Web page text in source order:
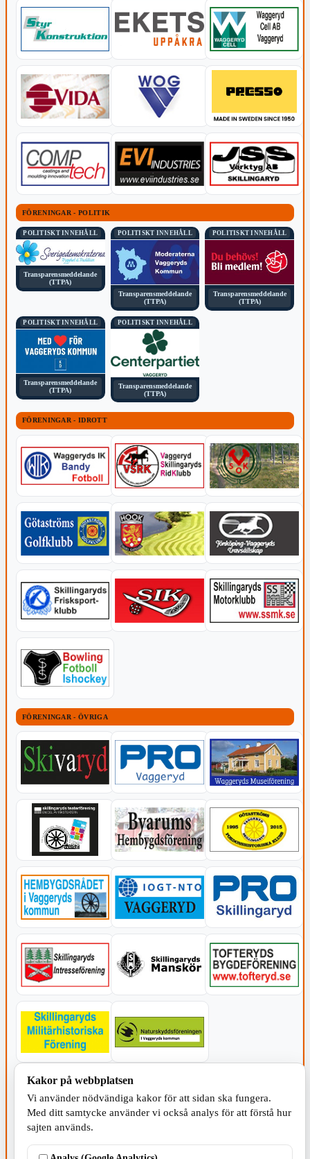
FÖRENINGAR - POLITIK
POLITISKT INNEHÅLL
Transparensmeddelande
(TTPA)
POLITISKT INNEHÅLL
Transparensmeddelande
(TTPA)
POLITISKT INNEHÅLL
Transparensmeddelande
(TTPA)
POLITISKT INNEHÅLL
Transparensmeddelande
(TTPA)
POLITISKT INNEHÅLL
Transparensmeddelande
(TTPA)
FÖRENINGAR - IDROTT
FÖRENINGAR - ÖVRIGA
KOMMUNEN
Kakor på webbplatsen
Vi använder nödvändiga kakor för att sidan ska fungera.
Med ditt samtycke använder vi också analys för att förstå hur
sajten används.